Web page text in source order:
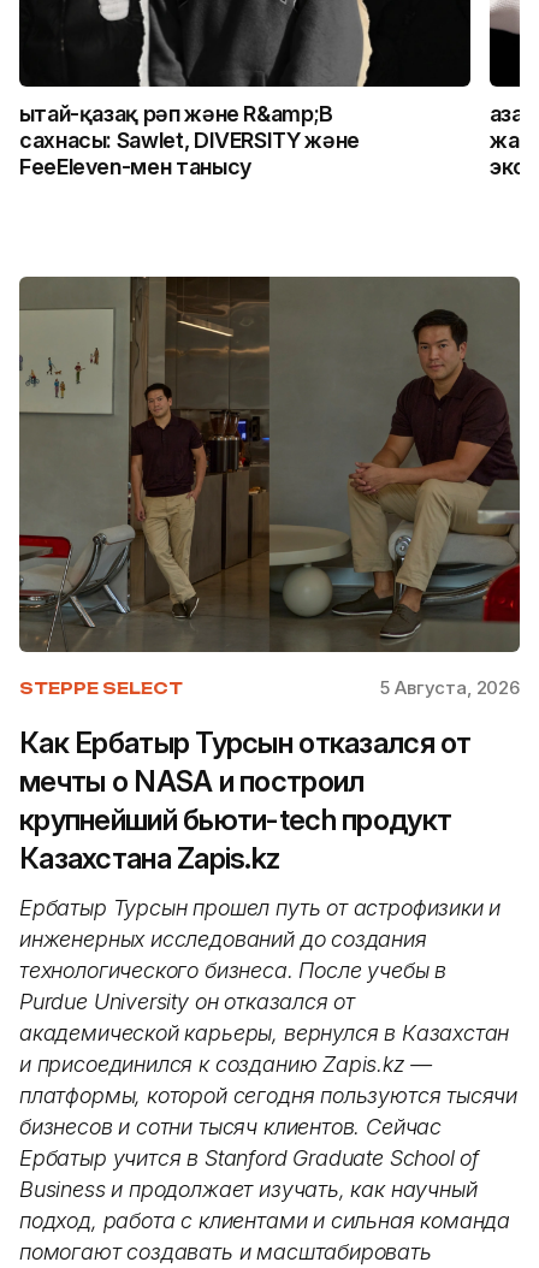
Қытай-қазақ рәп және R&amp;B
сахнасы: Sawlet, DIVERSITY және
FeeEleven-мен танысу
STEPPE SELECT 5 Августа, 2026
Как Ербатыр Турсын отказался от
мечты о NASA и построил
крупнейший бьюти-tech продукт
Казахстана Zapis.kz
Ербатыр Турсын прошел путь от астрофизики и
инженерных исследований до создания
технологического бизнеса. После учебы в
Purdue University он отказался от
академической карьеры, вернулся в Казахстан
и присоединился к созданию Zapis.kz —
платформы, которой сегодня пользуются тысячи
бизнесов и сотни тысяч клиентов. Сейчас
Ербатыр учится в Stanford Graduate School of
Business и продолжает изучать, как научный
подход, работа с клиентами и сильная команда
помогают создавать и масштабировать